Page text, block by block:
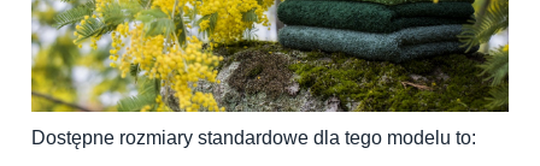
Dostępne rozmiary standardowe dla tego modelu to: